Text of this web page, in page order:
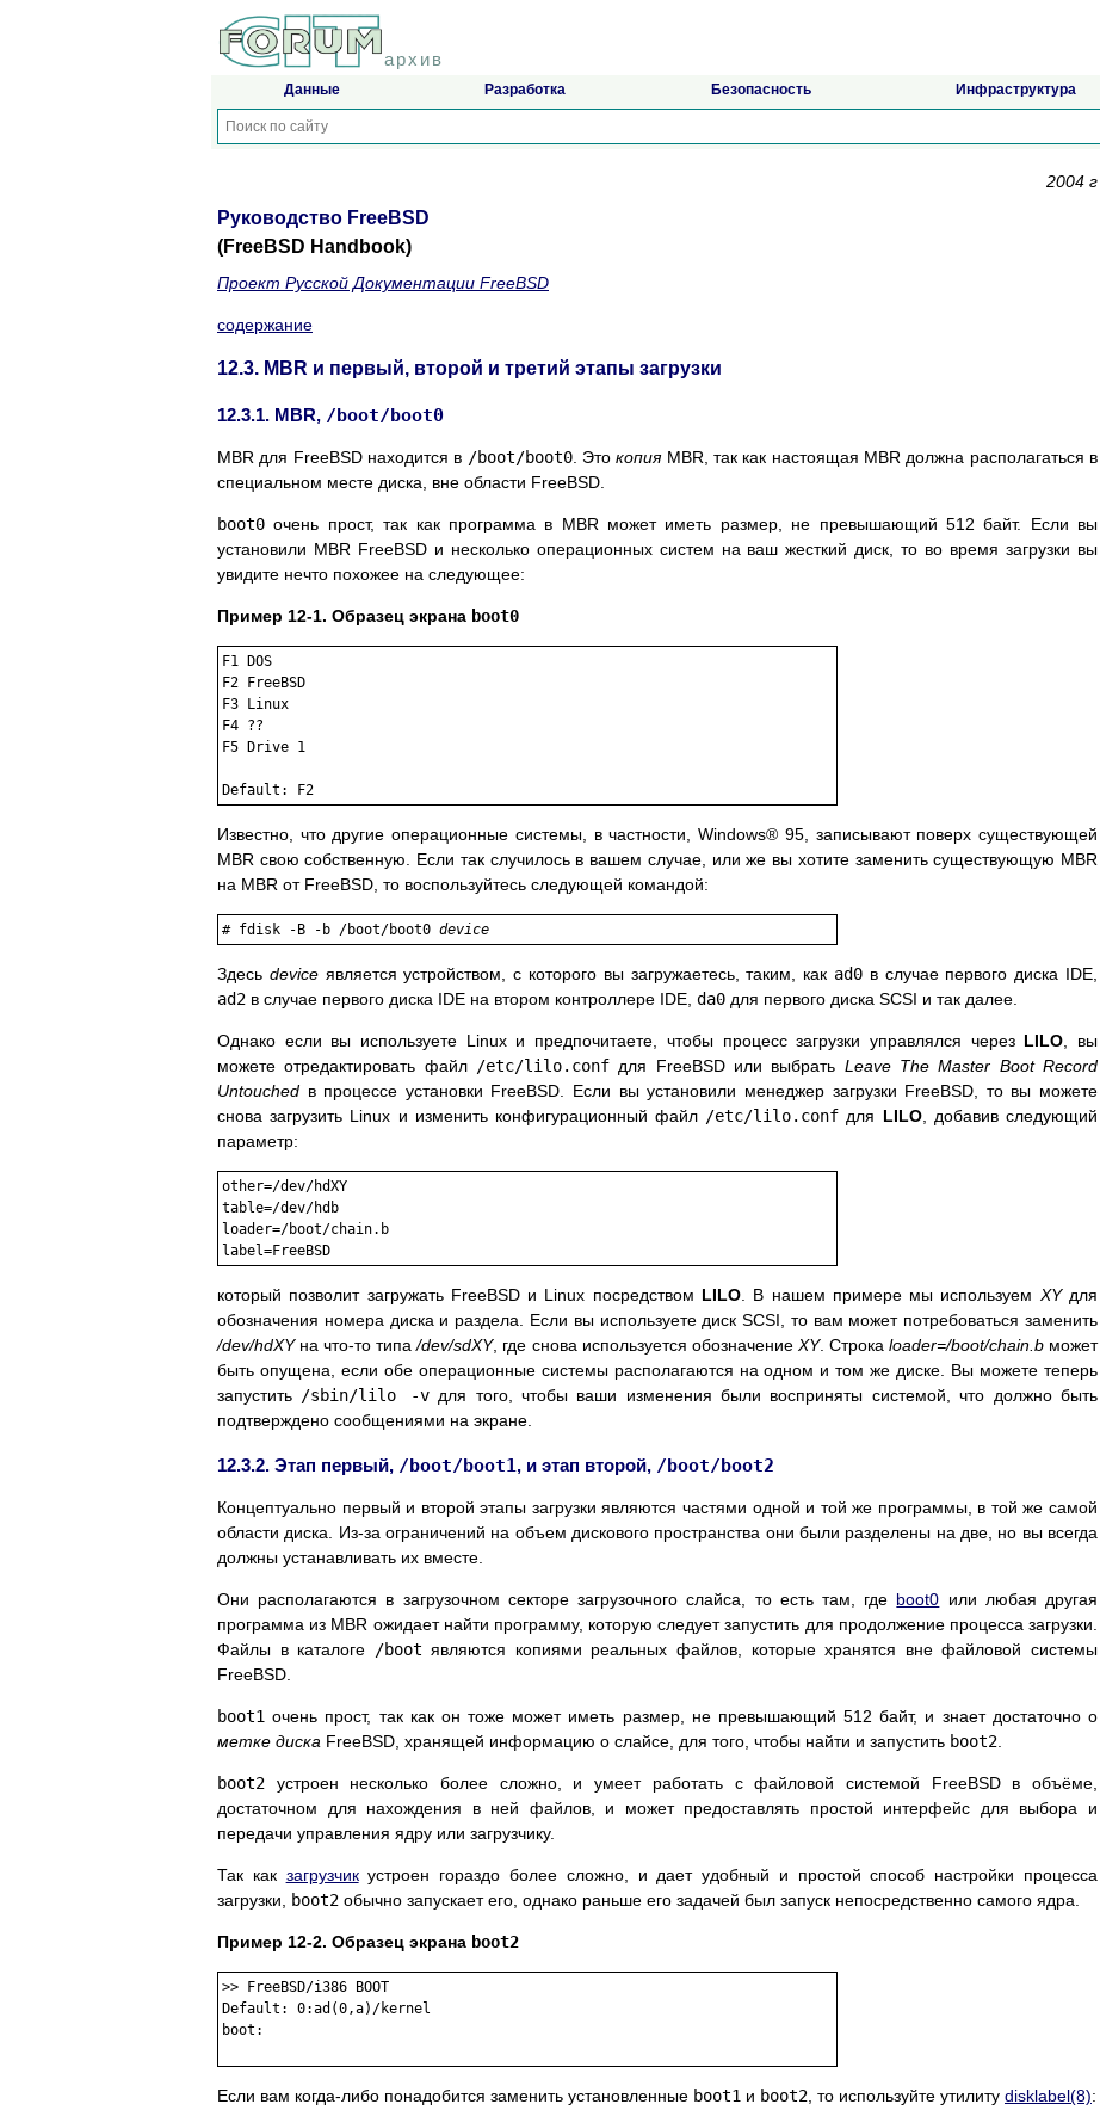
архив
Данные Разработка Безопасность Инфраструктура
2004 г
Руководство FreeBSD
(FreeBSD Handbook)
Проект Русской Документации FreeBSD
содержание
12.3. MBR и первый, второй и третий этапы загрузки
12.3.1. MBR, /boot/boot0
MBR для FreeBSD находится в /boot/boot0. ЭтокопияMBR, так как настоящая MBR должна располагаться в
специальном месте диска, вне области FreeBSD.
boot0 очень прост, так как программа в MBR может иметь размер, не превышающий 512 байт. Если вы
установили MBR FreeBSD и несколько операционных систем на ваш жесткий диск, то во время загрузки вы
увидите нечто похожее на следующее:
Пример 12-1. Образец экрана boot0
F1 DOS
F2 FreeBSD
F3 Linux
F4 ??
F5 Drive 1
Известно, что другие операционные системы, в частности,Windows® 95, записывают поверх существующей
MBR свою собственную. Если так случилось в вашем случае, или же вы хотите заменить существующую MBR
на MBR от FreeBSD, то воспользуйтесь следующей командой:
# fdisk -B -b /boot/boot0 device
Здесь deviceявляется устройством, с которого вы загружаетесь, таким, как ad0 в случае первого диска IDE,
ad2 в случае первого диска IDE на втором контроллере IDE, da0 для первого диска SCSI и так далее.
Однако если вы используете Linux и предпочитаете, чтобы процесс загрузки управлялся через LILO , вы
можете отредактировать файл /etc/lilo.conf для FreeBSD или выбрать Leave The Master Boot Record
Untouched в процессе установки FreeBSD. Если вы установили менеджер загрузки FreeBSD, то вы можете
снова загрузить Linux и изменить конфигурационный файл /etc/lilo.conf для LILO, добавив следующий
параметр:
other=/dev/hdXY
table=/dev/hdb
loader=/boot/chain.b
который позволит загружать FreeBSD и Linux посредством LILO . В нашем примере мы используем XYдля
обозначения номера диска и раздела. Если вы используете дискSCSI , то вам может потребоваться заменить
/dev/hdXYна что-то типа/dev/sdXY, где снова используется обозначение XY. Строка loader=/boot/chain.bможет
быть опущена, если обе операционные системы располагаются на одном и том же диске. Вы можете теперь
запустить /sbin/lilo -vдля того, чтобы ваши изменения были восприняты системой, что должно быть
подтверждено сообщениями на экране.
12.3.2. Этап первый, /boot/boot1, и этап второй, /boot/boot2
Концептуально первый и второй этапы загрузки являются частями одной и той же программы, в той же самой
области диска. Из-за ограничений на объем дискового пространства они были разделены на две, но вы всегда
должны устанавливать их вместе.
Они располагаются в загрузочном секторе загрузочного слайса, то есть там, где boot0 или любая другая
программа из MBR ожидает найти программу, которую следует запустить для продолжение процесса загрузки.
Файлы в каталоге
/boot являются копиями реальных файлов, которые хранятся вне файловой системы
FreeBSD.
boot1 очень прост, так как он тоже может иметь размер, не превышающий 512 байт, и знает достаточно о
метке диска FreeBSD, хранящей информацию о слайсе, для того, чтобы найти и запустить boot2
boot2 устроен несколько более сложно, и умеет работать с файловой системой FreeBSD в объёме,
достаточном для нахождения в ней файлов, и может предоставлять простой интерфейс для выбора и
передачи управления ядру или загрузчику.
Так как загрузчикустроен гораздо более сложно, и дает удобный и простой способ настройки процесса
загрузки,
boot2 обычно запускает его, однако раньше его задачей был запуск непосредственно самого ядра.
Пример 12-2. Образец экрана boot2
>> FreeBSD/i386 BOOT
Default: 0:ad(0,a)/kernel
boot:
Если вам когда-либо понадобится заменить установленные boot1 и boot2 , то используйте утилиту disklabel(8):